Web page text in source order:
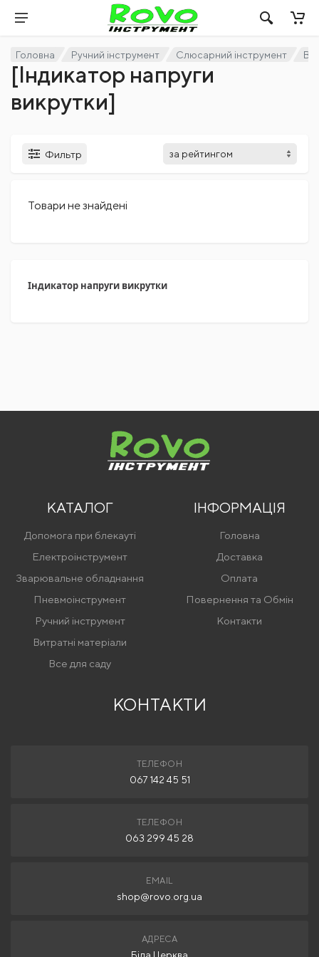
Головна Ручний інструмент Слюсарний інструмент
[Індикатор напруги
викрутки]
Фильтр
Товари не знайдені
Індикатор напруги викрутки
КАТАЛОГ
Допомога при блекауті
Електроінструмент
Зварювальне обладнання
Пневмоінструмент
Ручний інструмент
Витратні матеріали
Все для саду
ІНФОРМАЦІЯ
Головна
Доставка
Оплата
Повернення та Обмін
Контакти
КОНТАКТИ
ТЕЛЕФОН
067 142 45 51
ТЕЛЕФОН
063 299 45 28
EMAIL
shop@rovo.org.ua
АДРЕСА